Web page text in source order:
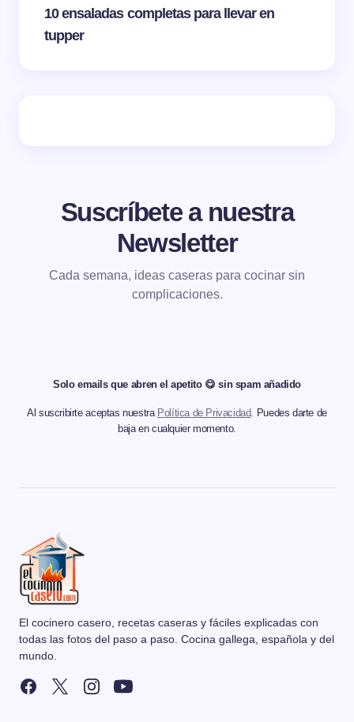
10 ensaladas completas para llevar en
tupper
Suscríbete a nuestra
Newsletter
Cada semana, ideas caseras para cocinar sin
complicaciones.
Solo emails que abren el apetito 😋 sin spam añadido
Al suscribirte aceptas nuestra Política de Privacidad. Puedes darte de
baja en cualquier momento.
El cocinero casero, recetas caseras y fáciles explicadas con
todas las fotos del paso a paso. Cocina gallega, española y del
mundo.